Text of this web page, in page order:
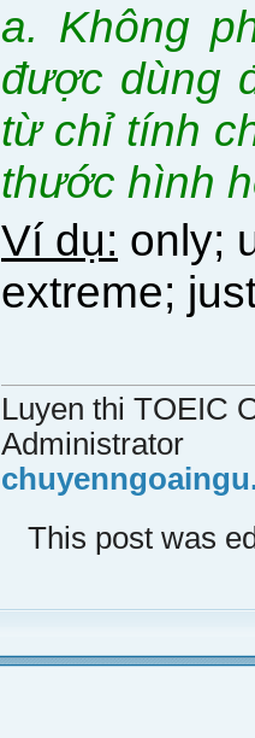
a. Không
được dùng
từ chỉ tính
thước hình
Ví dụ: only;
extreme;
Luyen thi TOEIC
Administrator
This post was